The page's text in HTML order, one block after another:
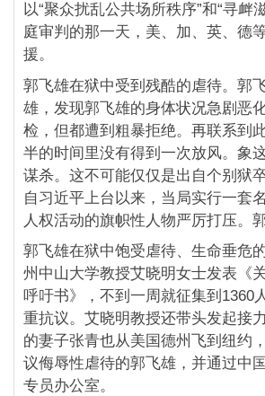
以“聚众扰乱公共场所秩序”和“寻
庭审判的那一天，美、加、英、德
援。
郭飞雄在狱中受到残酷的虐待。郭
雄，发现郭飞雄的身体状况急剧恶
检，但都遭到粗暴拒绝。再联系到
半的时间里没有得到一次放风。象
谋杀。这不可能仅仅是出自个别狱
自习近平上台以来，当局实行一套
人权活动的旗帜性人物严厉打压。
郭飞雄在狱中饱受虐待、生命垂危
州中山大学教授艾晓明女士发表《
呼吁书》，不到一周就征集到1360
重抗议。艾晓明教授还带头发起接
的妻子张青也从美国德州飞到纽约
议侮辱性虐待的郭飞雄，并通过中
专员办公室。